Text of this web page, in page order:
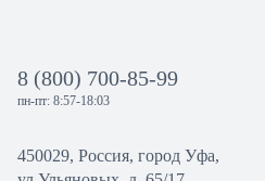
8 (800) 700-85-99
пн-пт: 8:57-18:03
450029, Россия, город Уфа,